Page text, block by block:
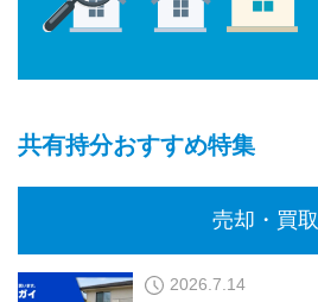
共有持分おすすめ特集
売却・買取
2026.7.14